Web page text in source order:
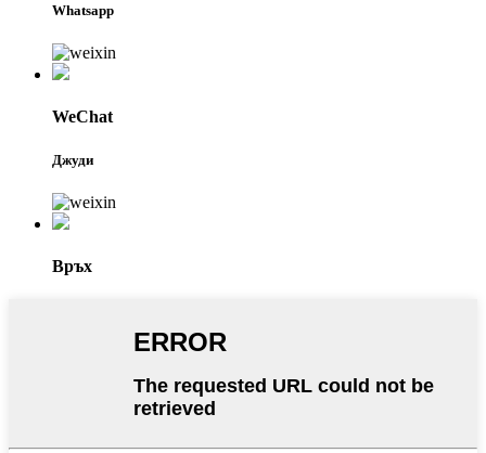
Whatsapp
WeChat
Джуди
Връх